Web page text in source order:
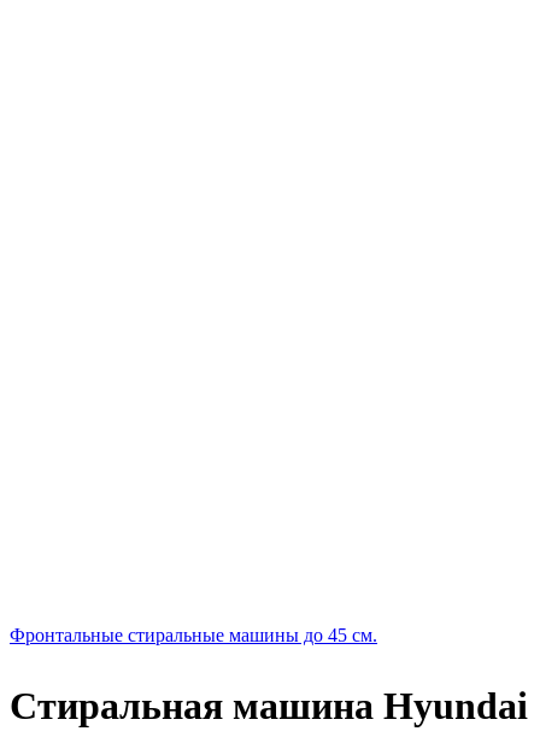
Фронтальные стиральные машины до 45 см.
Стиральная машина Hyundai